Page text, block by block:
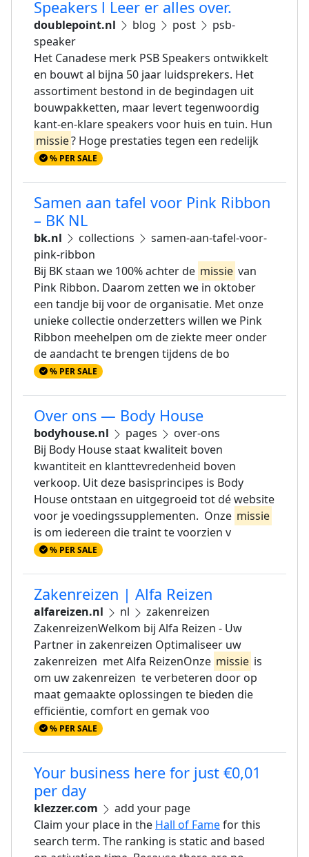
Speakers l Leer er alles over.
doublepoint.nl blog post
psb-
speaker
Het Canadese merk PSB Speakers ontwikkelt
en bouwt al bijna 50 jaar luidsprekers. Het
assortiment bestond in de begindagen uit
bouwpakketten, maar levert tegenwoordig
kant-en-klare speakers voor huis en tuin. Hun
missie? Hoge prestaties tegen een redelijk
% PER SALE
Samen aan tafel voor Pink Ribbon
– BK NL
bk.nl collections
samen-aan-tafel-voor-
pink-ribbon
Bij BK staan we 100% achter de missie van
Pink Ribbon. Daarom zetten we in oktober
een tandje bij voor de organisatie. Met onze
unieke collectie onderzetters willen we Pink
Ribbon meehelpen om de ziekte meer onder
de aandacht te brengen tijdens de bo
% PER SALE
Over ons — Body House
bodyhouse.nl pages
over-ons
Bij Body House staat kwaliteit boven
kwantiteit en klanttevredenheid boven
verkoop. Uit deze basisprincipes is Body
House ontstaan en uitgegroeid tot dé website
voor je voedingssupplementen. Onze missie
is om iedereen die traint te voorzien v
% PER SALE
Zakenreizen | Alfa Reizen
alfareizen.nl nl
zakenreizen
ZakenreizenWelkom bij Alfa Reizen - Uw
Partner in zakenreizen Optimaliseer uw
zakenreizen met Alfa ReizenOnze missie is
om uw zakenreizen te verbeteren door op
maat gemaakte oplossingen te bieden die
efficiëntie, comfort en gemak voo
% PER SALE
Your business here for just €0,01
per day
klezzer.com
add your page
Claim your place in the Hall of Famefor this
search term. The ranking is static and based